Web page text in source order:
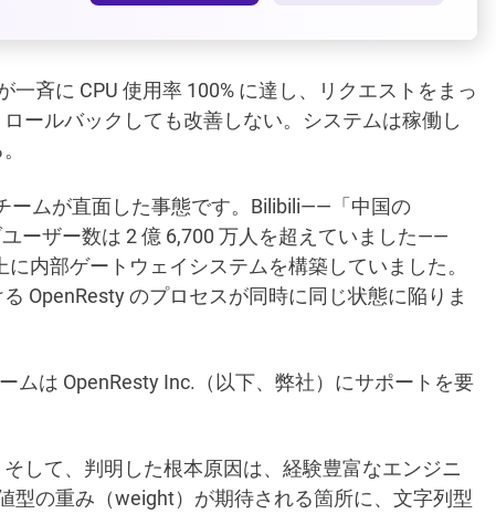
斉に CPU 使用率 100% に達し、リクエストをまっ
ールバックしても改善しない。システムは稼働し
ームが直面した事態です。Bilibili——「中国の
ーザー数は 2 億 6,700 万人を超えていました——
に内部ゲートウェイシステムを構築していました。
OpenResty のプロセスが同時に同じ状態に陥りま
ムは OpenResty Inc.（以下、弊社）にサポートを要
して、判明した根本原因は、経験豊富なエンジニ
の重み（weight）が期待される箇所に、文字列型